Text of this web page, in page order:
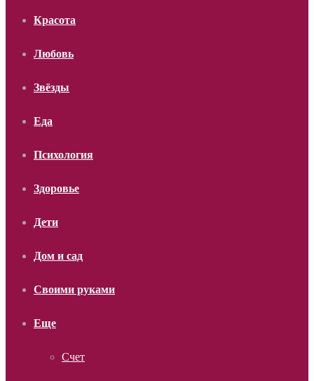
Красота
Любовь
Звёзды
Еда
Психология
Здоровье
Дети
Дом и сад
Своими руками
Еще
Счет